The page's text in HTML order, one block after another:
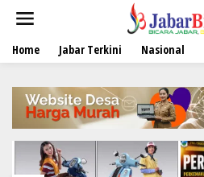
t
Home Jabar Terkini Nasional